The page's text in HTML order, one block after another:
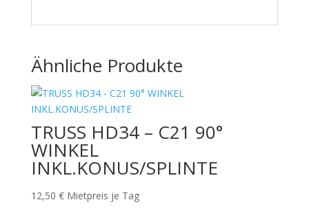
Ähnliche Produkte
TRUSS HD34 – C21 90°
WINKEL
INKL.KONUS/SPLINTE
12,50 € Mietpreis je Tag